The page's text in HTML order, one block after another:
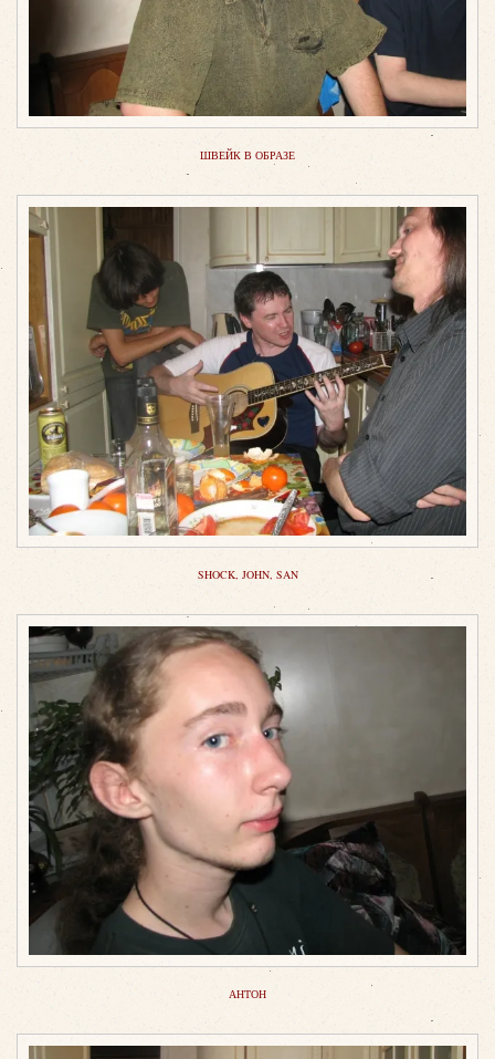
ШВЕЙК В ОБРАЗЕ
SHOCK, JOHN, SAN
АНТОН